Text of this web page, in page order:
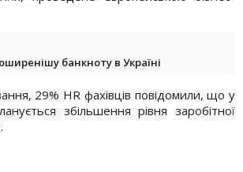
банкноту в Україні
29% HR фахівців повідомили, що у
збільшення рівня заробітної